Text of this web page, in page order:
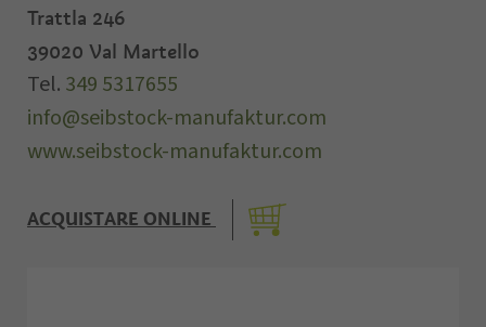
Trattla 246
39020 Val Martello
Tel. 349 5317655
info@seibstock-manufaktur.com
www.seibstock-manufaktur.com
ACQUISTARE ONLINE